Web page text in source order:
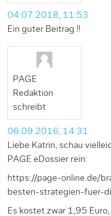
04.07.2018, 11:53
Ein guter Beitrag !!
PAGE
Redaktion
schreibt
06.09.2016, 14:31
Liebe Katrin, schau
PAGE eDossier rein:
https://page-online.de/
besten-strategien-fuer-
Es kostet zwar 1,95